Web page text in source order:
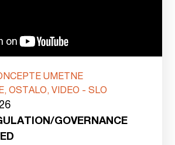
UMETNE
OSTALO, VIDEO - SLO
GOVERNANCE